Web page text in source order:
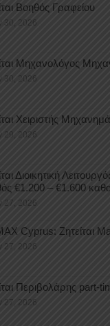
Βοηθός Γραφείου
30, 2026
Μηχανολόγος
30, 2026
Χειριστής
29, 2026
Διοικητική
€1.200 – €1.600
27, 2026
Cyprus: Ζητείται
27, 2026
Περιβολάρης part-
27, 2026